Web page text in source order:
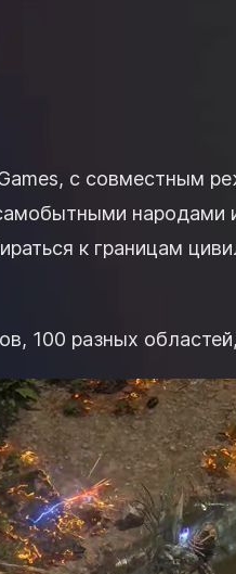
с совместным
к границам
100 разных